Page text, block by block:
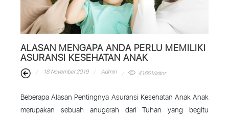
ALASAN MENGAPA ANDA PERLU MEMILIKI
ASURANSI KESEHATAN ANAK
18 November 2019 Admin 4165 Visitor
Beberapa Alasan Pentingnya Asuransi Kesehatan Anak Anak
merupakan sebuah anugerah dari Tuhan yang begitu